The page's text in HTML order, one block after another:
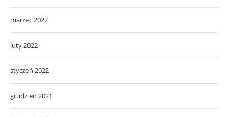
marzec 2022
luty 2022
styczeń 2022
grudzień 2021